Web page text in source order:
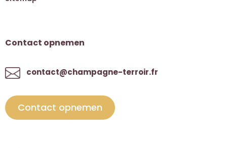
Contact opnemen
contact@champagne-terroir.fr
Contact opnemen